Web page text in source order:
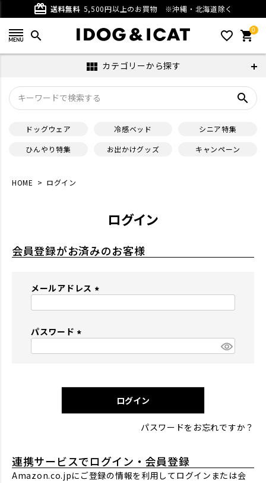
card_giftcard 送料無料 5,500円以上のお買物 ※沖縄・北海道除く
search favorite_outline 0
shopping_cart
view_module カテゴリーから探す
search
ドッグウェア 冷感ベッド
シニア特集
ひんやり特集
お出かけグッズ キャンペーン
HOME ログイン
ログイン
会員登録がお済みのお客様
メールアドレス
パスワード
)
ログイン
パスワードをお忘れですか？
連携サービスでログイン・会員登録
Amazon.co.jpにご登録の情報を利用してログインまたは会